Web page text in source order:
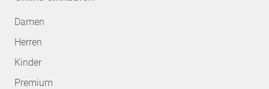
Damen
Herren
Kinder
Premium